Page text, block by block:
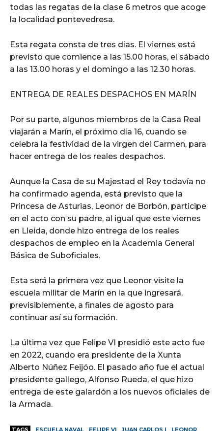
todas las regatas de la clase 6 metros que acoge
la localidad pontevedresa.
Esta regata consta de tres días. El viernes está
previsto que comience a las 15.00 horas, el sábado
a las 13.00 horas y el domingo a las 12.30 horas.
ENTREGA DE REALES DESPACHOS EN MARÍN
Por su parte, algunos miembros de la Casa Real
viajarán a Marín, el próximo día 16, cuando se
celebra la festividad de la virgen del Carmen, para
hacer entrega de los reales despachos.
Aunque la Casa de su Majestad el Rey todavía no
ha confirmado agenda, está previsto que la
Princesa de Asturias, Leonor de Borbón, participe
en el acto con su padre, al igual que este viernes
en Lleida, donde hizo entrega de los reales
despachos de empleo en la Academia General
Básica de Suboficiales.
Esta será la primera vez que Leonor visite la
escuela militar de Marín en la que ingresará,
previsiblemente, a finales de agosto para
continuar así su formación.
La última vez que Felipe VI presidió este acto fue
en 2022, cuando era presidente de la Xunta
Alberto Núñez Feijóo. El pasado año fue el actual
presidente gallego, Alfonso Rueda, el que hizo
entrega de este galardón a los nuevos oficiales de
la Armada.
TAGS ESCUELA NAVAL FELIPE VI JUAN CARLOS I LEONOR